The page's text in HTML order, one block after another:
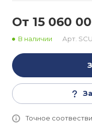
От 15 060
В наличии Арт.
Точное